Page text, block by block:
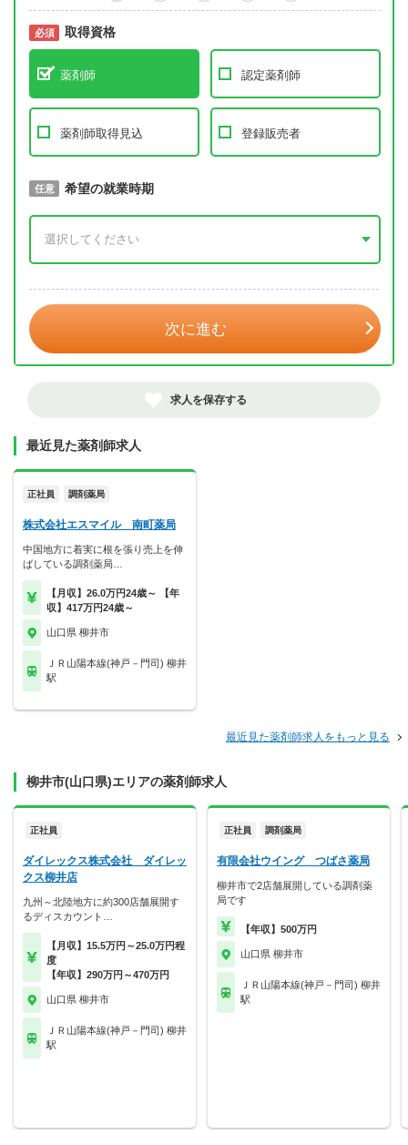
必須 取得資格
薬剤師 認定薬剤師
薬剤師取得見込 登録販売者
必須 取得予定年
任意 希望の就業時期
次に進む
求人を保存する
最近見た薬剤師求人
正社員 調剤薬局
株式会社エスマイル 南町薬局
中国地方に着実に根を張り売上を伸
ばしている調剤薬局…
【月収】26.0万円24歳～ 【年
収】417万円24歳～
山口県 柳井市
ＪＲ山陽本線(神戸－門司) 柳井
駅
最近見た薬剤師求人をもっと見る
柳井市(山口県)エリアの薬剤師求人
正社員
ダイレックス株式会社 ダイレッ
クス柳井店
九州～北陸地方に約300店舗展開す
るディスカウント…
【月収】15.5万円～25.0万円程
度
【年収】290万円～470万円
山口県 柳井市
ＪＲ山陽本線(神戸－門司) 柳井
駅
正社員 調剤薬局
有限会社ウイング つばさ薬局
柳井市で2店舗展開している調剤薬
局です
【年収】500万円
山口県 柳井市
ＪＲ山陽本線(神戸－門司) 柳井
駅